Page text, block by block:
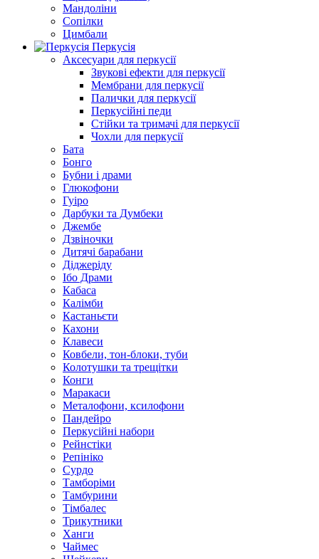
Мандоліни
Сопілки
Цимбали
Перкусія
Аксесуари для перкусії
Звукові ефекти для перкусії
Мембрани для перкусії
Палички для перкусії
Перкусійні педи
Стійки та тримачі для перкусії
Чохли для перкусії
Бата
Бонго
Бубни і драми
Глюкофони
Гуіро
Дарбуки та Думбеки
Джембе
Дзвіночки
Дитячі барабани
Діджеріду
Ібо Драми
Кабаса
Калімби
Кастаньєти
Кахони
Клавеси
Ковбели, тон-блоки, туби
Колотушки та трещітки
Конги
Маракаси
Металофони, ксилофони
Пандейро
Перкусійні набори
Рейнстіки
Репініко
Сурдо
Тамборіми
Тамбурини
Тімбалес
Трикутники
Ханги
Чаймес